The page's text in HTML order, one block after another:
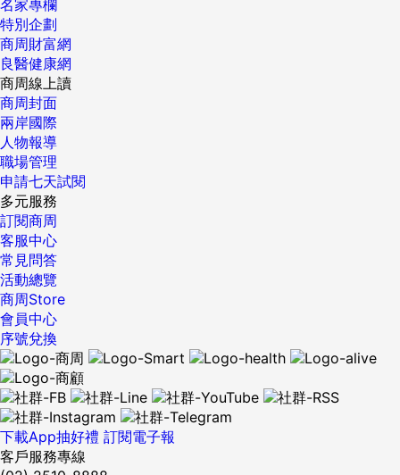
名家專欄
特別企劃
商周財富網
良醫健康網
商周線上讀
商周封面
兩岸國際
人物報導
職場管理
申請七天試閱
多元服務
訂閱商周
客服中心
常見問答
活動總覽
商周Store
會員中心
序號兌換
下載App抽好禮 訂閱電子報
客戶服務專線